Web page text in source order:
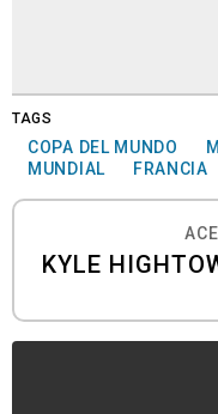
TAGS
COPA DEL MUNDO
MUNDIAL
FRANCIA
KYLE